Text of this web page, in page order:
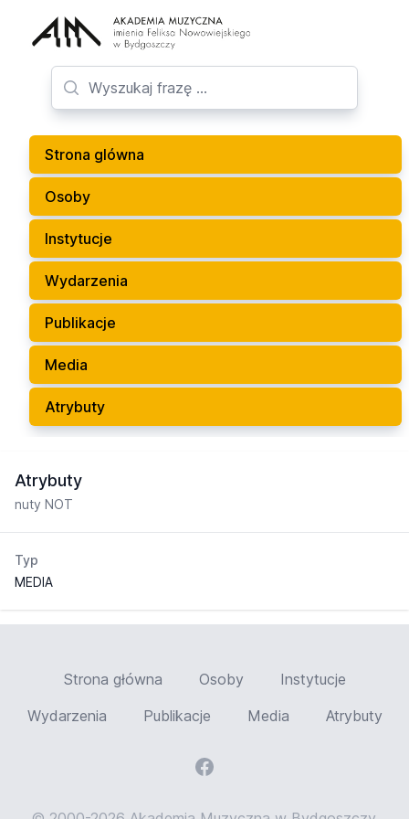
Strona glówna
Osoby
Instytucje
Wydarzenia
Publikacje
Media
Atrybuty
Atrybuty
nuty NOT
Typ
MEDIA
Strona główna Osoby
Instytucje
Wydarzenia
Publikacje Media Atrybuty